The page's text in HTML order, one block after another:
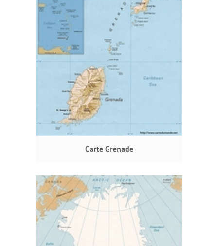
Carte Grenade